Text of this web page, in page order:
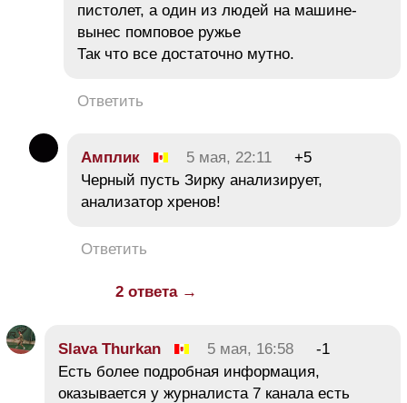
пистолет, а один из людей на машине-
вынес помповое ружье
Так что все достаточно мутно.
Ответить
Амплик 5 мая, 22:11
+5
Черный пусть Зирку анализирует,
анализатор хренов!
Ответить
2 ответа →
Slava Thurkan 5 мая, 16:58
-1
Есть более подробная информация,
оказывается у журналиста 7 канала есть